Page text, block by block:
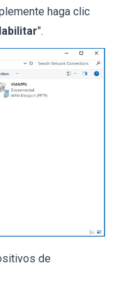
haga clic
".
de